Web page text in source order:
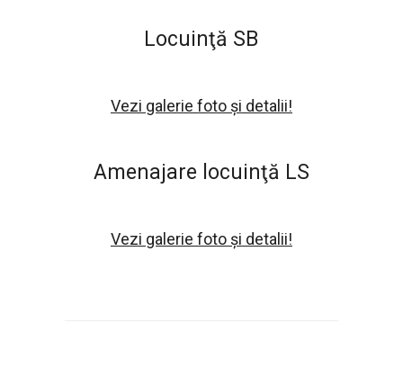
Locuinţă SB
Vezi galerie foto și detalii!
Amenajare locuinţă LS
Vezi galerie foto și detalii!